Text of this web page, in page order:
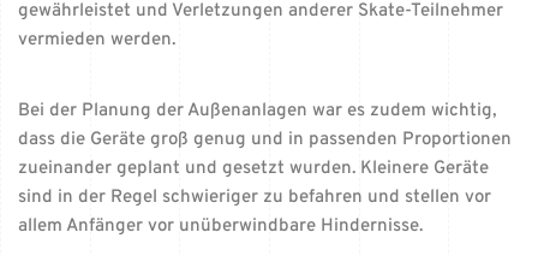
gewährleistet und Verletzungen anderer Skate-Teilnehmer
vermieden werden.
Bei der Planung der Außenanlagen war es zudem wichtig,
dass die Geräte groß genug und in passenden Proportionen
zueinander geplant und gesetzt wurden. Kleinere Geräte
sind in der Regel schwieriger zu befahren und stellen vor
allem Anfänger vor unüberwindbare Hindernisse.